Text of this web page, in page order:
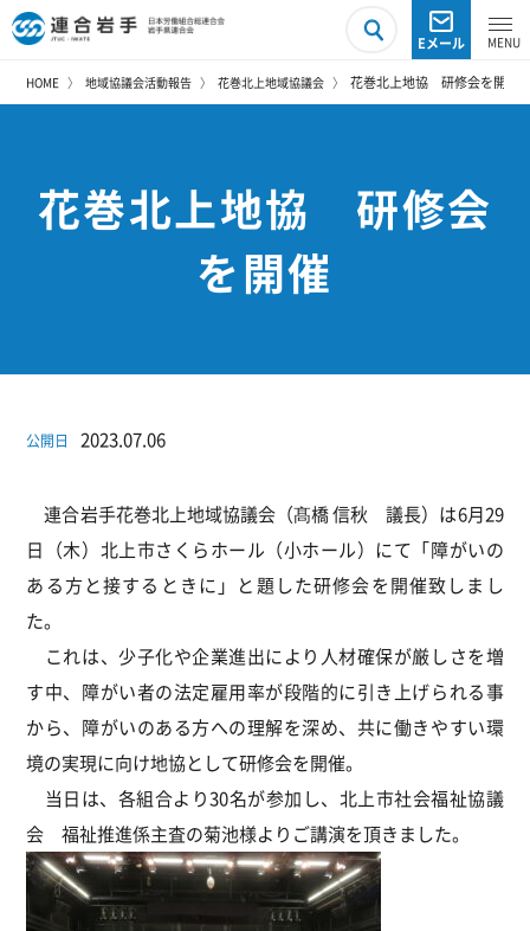
Eメール
HOME 地域協議会活動報告 花巻北上地域協議会 花巻北上地協 研修会を開催
花巻北上地協 研修会
を開催
公開日 2023.07.06
連合岩手花巻北上地域協議会（髙橋 信秋 議長）は6月29
日（木）北上市さくらホール（小ホール）にて「障がいの
ある方と接するときに」と題した研修会を開催致しまし
た。
これは、少子化や企業進出により人材確保が厳しさを増
す中、障がい者の法定雇用率が段階的に引き上げられる事
から、障がいのある方への理解を深め、共に働きやすい環
境の実現に向け地協として研修会を開催。
当日は、各組合より30名が参加し、北上市社会福祉協議
会 福祉推進係主査の菊池様よりご講演を頂きました。